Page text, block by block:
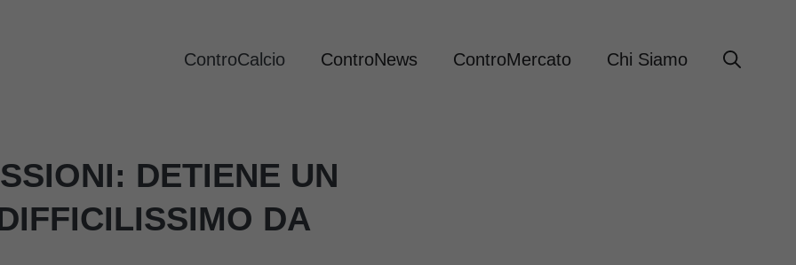
ControCalcio ControNews ControMercato Chi Siamo
DETIENE UN
DA